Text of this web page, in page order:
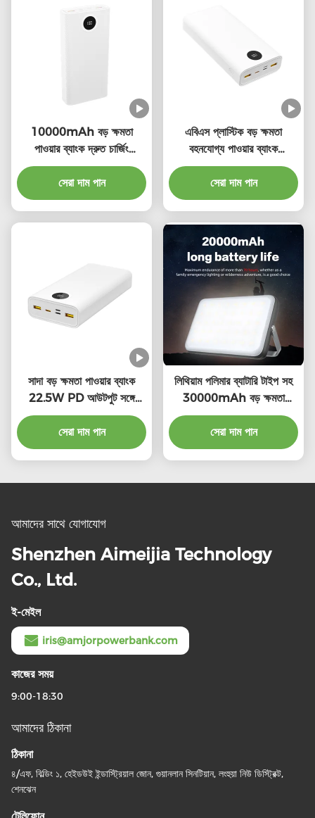
10000mAh বড় ক্ষমতা
পাওয়ার ব্যাংক দ্রুত চার্জিং
PD22.5W আউটপুট
সেরা দাম পান
এবিএস প্লাস্টিক বড় ক্ষমতা
বহনযোগ্য পাওয়ার ব্যাংক
PD22.5W ইউনিভার্সাল সামঞ্জস্য
সেরা দাম পান
সাদা বড় ক্ষমতা পাওয়ার ব্যাংক
22.5W PD আউটপুট সঙ্গে
নিরাপত্তা সুরক্ষা LED নির্দেশক
সেরা দাম পান
লিথিয়াম পলিমার ব্যাটারি টাইপ সহ
30000mAh বড় ক্ষমতা
পাওয়ার ব্যাংক ওভারচার্জ সুরক্ষা
সেরা দাম পান
আমাদের সাথে যোগাযোগ
Shenzhen Aimeijia Technology
Co., Ltd.
ই-মেইল
iris@amjorpowerbank.com
কাজের সময়
9:00-18:30
আমাদের ঠিকানা
ঠিকানা
৪/এফ, বিল্ডিং ১, হেইডউই ইন্ডাস্ট্রিয়াল জোন, গুয়ানলান সিনটিয়ান, লংহুয়া নিউ ডিস্ট্রিক্ট,
শেনঝেন